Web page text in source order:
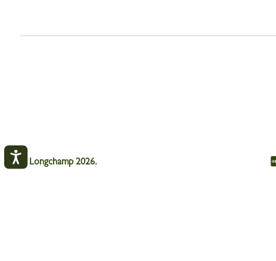
© Longchamp 2026.